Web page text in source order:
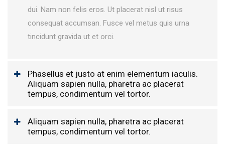
dui. Nam non felis eros. Ut placerat nisl ut risus
consequat accumsan. Fusce vel metus quis urna
tincidunt gravida ut et orci.
Phasellus et justo at enim elementum iaculis.
Aliquam sapien nulla, pharetra ac placerat
tempus, condimentum vel tortor.
Aliquam sapien nulla, pharetra ac placerat
tempus, condimentum vel tortor.